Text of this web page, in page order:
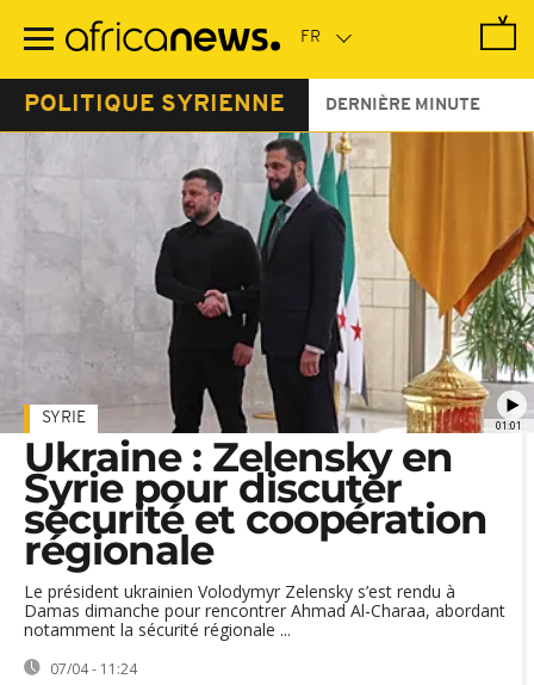
contenu
POLITIQUE SYRIENNE DERNIÈRE MINUTE
01:01
SYRIE
Ukraine : Zelensky en
Syrie pour discuter
sécurité et coopération
régionale
Le président ukrainien Volodymyr Zelensky s’est rendu à
Damas dimanche pour rencontrer Ahmad Al-Charaa, abordant
notamment la sécurité régionale ...
07/04 - 11:24